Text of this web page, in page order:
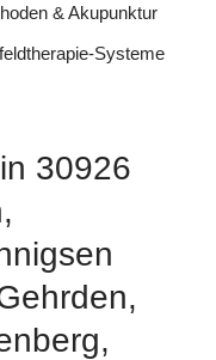
& Akupunktur
Systeme
30926